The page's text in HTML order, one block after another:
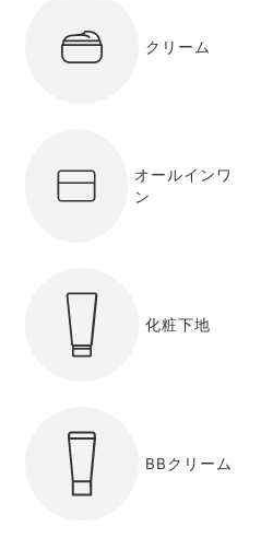
クリーム
オールインワ
ン
化粧下地
BBクリーム